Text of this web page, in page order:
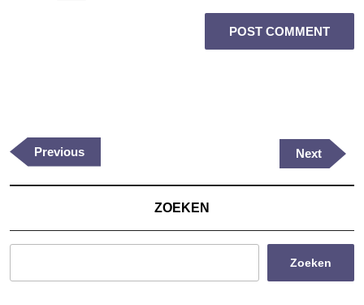
Previous
Post
Previous
Next
Post
Next
ZOEKEN
Zoeken